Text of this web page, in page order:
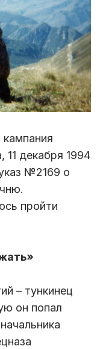
11 декабря 1994
№2169 о
пройти
– тункинец
он попал